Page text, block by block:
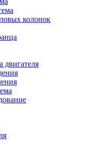
колонок
двигателя